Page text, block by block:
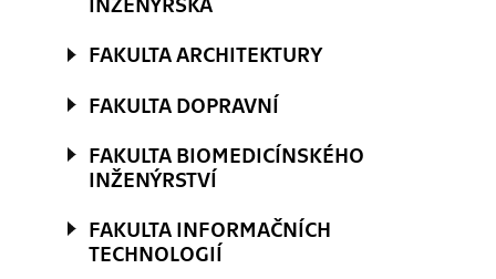
FAKULTA ARCHITEKTURY
FAKULTA DOPRAVNÍ
FAKULTA BIOMEDICÍNSKÉHO
INŽENÝRSTVÍ
FAKULTA INFORMAČNÍCH
TECHNOLOGIÍ